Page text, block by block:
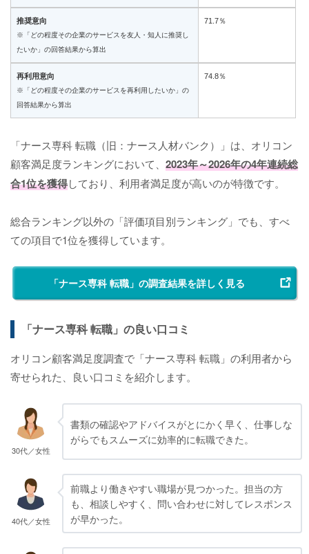
推奨意向
※「どの程度その企業のサービスを友人・知人に推奨し
たいか」の回答結果から算出
71.7％
再利用意向
※「どの程度その企業のサービスを再利用したいか」の
回答結果から算出
74.8％
「ナース専科 転職（旧：ナース人材バンク）」は、オリコン
顧客満足度ランキングにおいて、 2023年～2026年の4年連続総
合1位を獲得しており、利用者満足度が高いのが特徴です。
総合ランキング以外の「評価項目別ランキング」でも、すべ
ての項目で1位を獲得しています。
「ナース専科 転職」の調査結果を詳しく見る
「ナース専科 転職」の良い口コミ
オリコン顧客満足度調査で「ナース専科 転職」の利用者から
寄せられた、良い口コミを紹介します。
30代／女性
書類の確認やアドバイスがとにかく早く、仕事しな
がらでもスムーズに効率的に転職できた。
40代／女性
前職より働きやすい職場が見つかった。担当の方
も、相談しやすく、問い合わせに対してレスポンス
が早かった。